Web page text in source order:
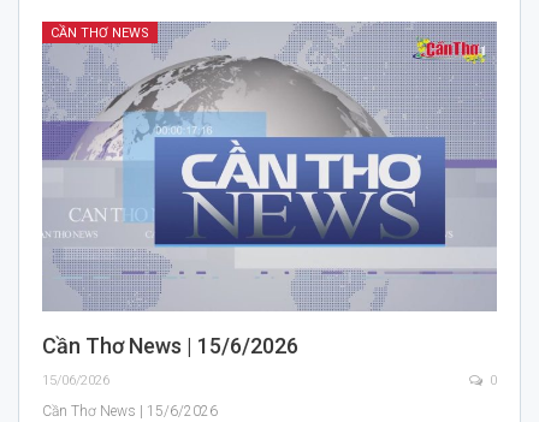
CẦN THƠ NEWS
Cần Thơ News | 15/6/2026
15/06/2026 0
Cần Thơ News | 15/6/2026